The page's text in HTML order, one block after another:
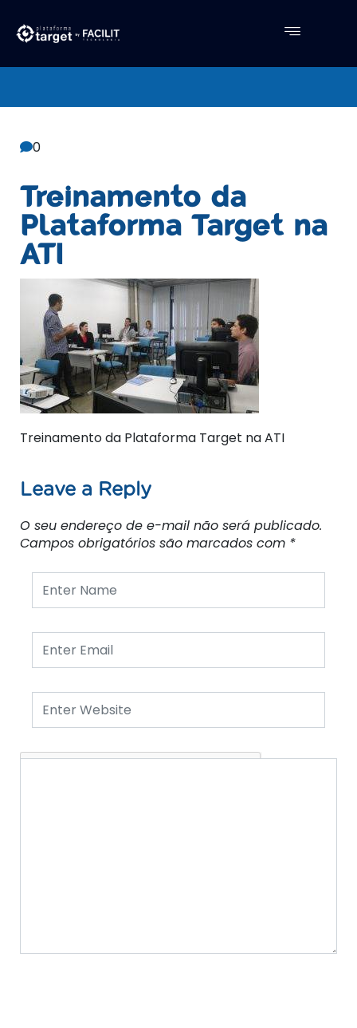
Facilit
0
Treinamento da
Plataforma Target na
ATI
Treinamento da Plataforma Target na ATI
Leave a Reply
O seu endereço de e-mail não será publicado.
Campos obrigatórios são marcados com *